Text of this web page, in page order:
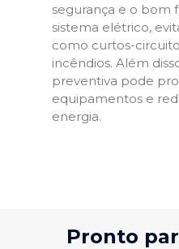
segurança e o bom
sistema elétrico,
como curtos-
incêndios. Além
preventiva pode
equipamentos e
energia.
Pronto